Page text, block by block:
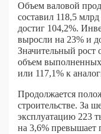
Объем валовой
составил 118,5
достиг 104,2%.
выросли на 23% и
Значительный рост
объем выполненных
или 117,1% к
Продолжается
строительстве. За
эксплуатацию 223
на 3,6% превышает